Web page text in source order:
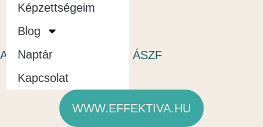
Képzettségeim
Blog
Naptár
Kapcsolat
Adatvédelmi nyilatkozat ÁSZF
WWW.EFFEKTIVA.HU